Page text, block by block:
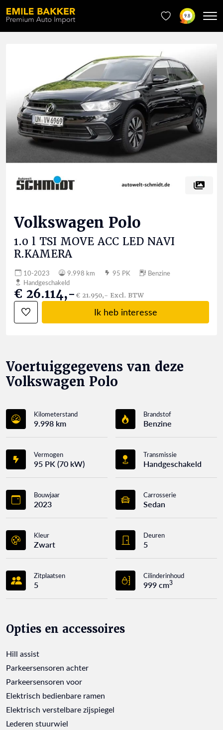
9.8
Volkswagen Polo
1.0 l TSI MOVE ACC LED NAVI
R.KAMERA
10-2023 9.998 km 95 PK
Benzine
Handgeschakeld
€ 26.114,-€ 21.950,- Excl. BTW
Ik heb interesse
Voertuiggegevens van deze
Volkswagen Polo
Kilometerstand
9.998 km
Brandstof
Benzine
Vermogen
95 PK (70 kW)
Transmissie
Handgeschakeld
Bouwjaar
2023
Carrosserie
Sedan
Kleur
Zwart
Deuren
5
Zitplaatsen
5
Cilinderinhoud
999 cm3
Opties en accessoires
Hill assist
Parkeersensoren achter
Parkeersensoren voor
Elektrisch bedienbare ramen
Elektrisch verstelbare zijspiegel
Lederen stuurwiel